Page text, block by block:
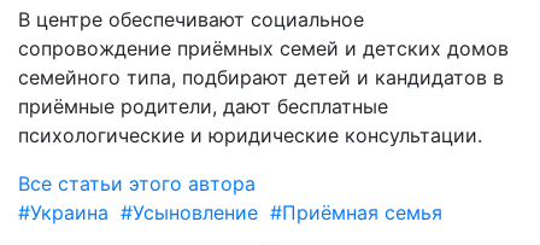
В центре обеспечивают социальное
сопровождение приёмных семей и детских домов
семейного типа, подбирают детей и кандидатов в
приёмные родители, дают бесплатные
психологические и юридические консультации.
Все статьи этого автора
#Украина #Усыновление #Приёмная семья